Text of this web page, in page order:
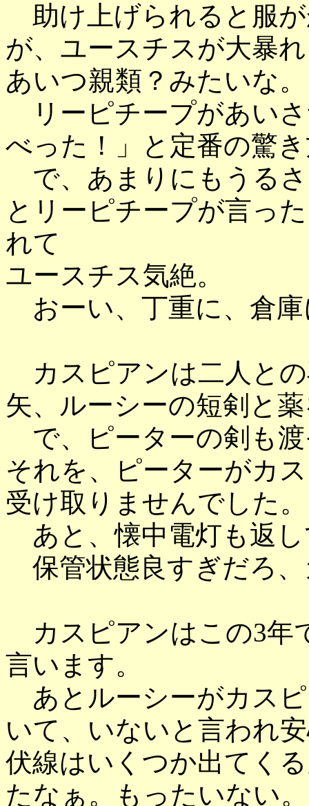
助け上げられると服
が、ユースチスが大暴
あいつ親類？みたいな。
リーピチープがあい
べった！」と定番の驚
で、あまりにもうる
とリーピチープが言っ
れて
ユースチス気絶。
おーい、丁重に、倉
カスピアンは二人と
矢、ルーシーの短剣と
で、ピーターの剣も
それを、ピーターがカ
受け取りませんでした。
あと、懐中電灯も返
保管状態良すぎだろ
カスピアンはこの3年
言います。
あとルーシーがカス
いて、いないと言われ
伏線はいくつか出てく
たなぁ。もったいない。